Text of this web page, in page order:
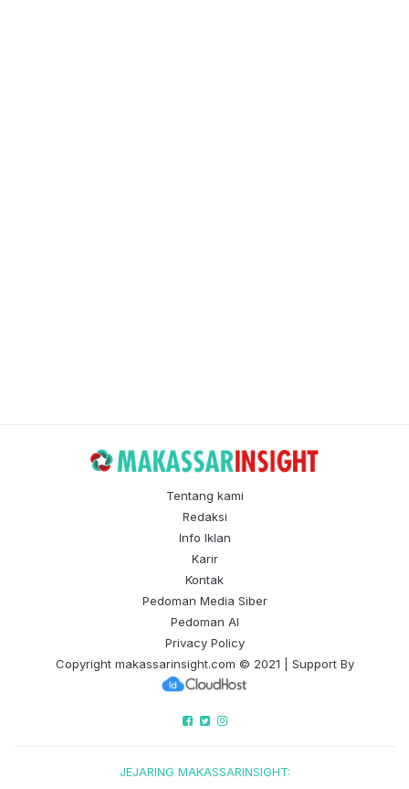
Tentang kami
Redaksi
Info Iklan
Karir
Kontak
Pedoman Media Siber
Pedoman AI
Privacy Policy
Copyright makassarinsight.com © 2021 | Support By
JEJARING MAKASSARINSIGHT: